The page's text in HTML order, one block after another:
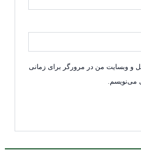
و وبسایت من در مرورگر برای زمانی
می‌نویسم.